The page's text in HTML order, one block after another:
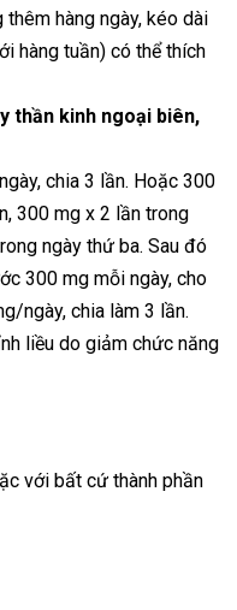
hàng ngày, kéo dài
hàng tuần) có thể thích
thần kinh ngoại biên,
chia 3 lần. Hoặc 300
300 mg x 2 lần trong
ngày thứ ba. Sau đó
300 mg mỗi ngày, cho
ngày, chia làm 3 lần.
liều do giảm chức năng
với bất cứ thành phần